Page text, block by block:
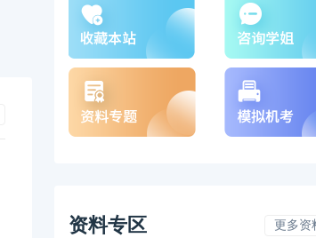
资料专区 更多资